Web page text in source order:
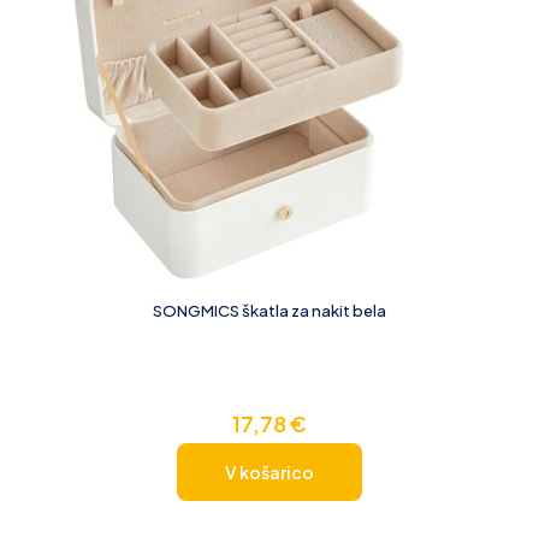
SONGMICS škatla za nakit bela
17,78€
V košarico